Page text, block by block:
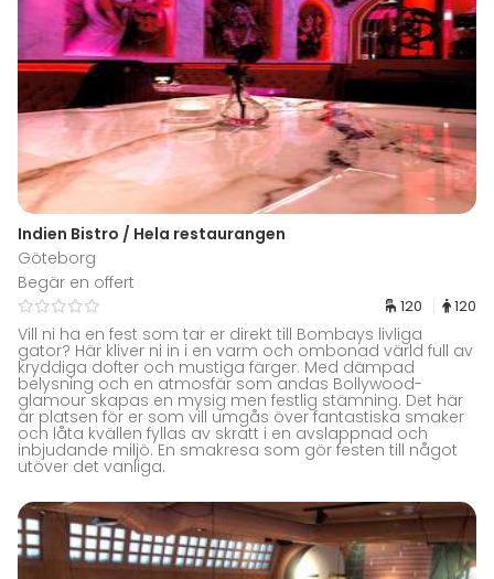
Indien Bistro / Hela restaurangen
Göteborg
Begär en offert
120 120
Vill ni ha en fest som tar er direkt till Bombays livliga
gator? Här kliver ni in i en varm och ombonad värld full av
kryddiga dofter och mustiga färger. Med dämpad
belysning och en atmosfär som andas Bollywood-
glamour skapas en mysig men festlig stämning. Det här
är platsen för er som vill umgås över fantastiska smaker
och låta kvällen fyllas av skratt i en avslappnad och
inbjudande miljö. En smakresa som gör festen till något
utöver det vanliga.